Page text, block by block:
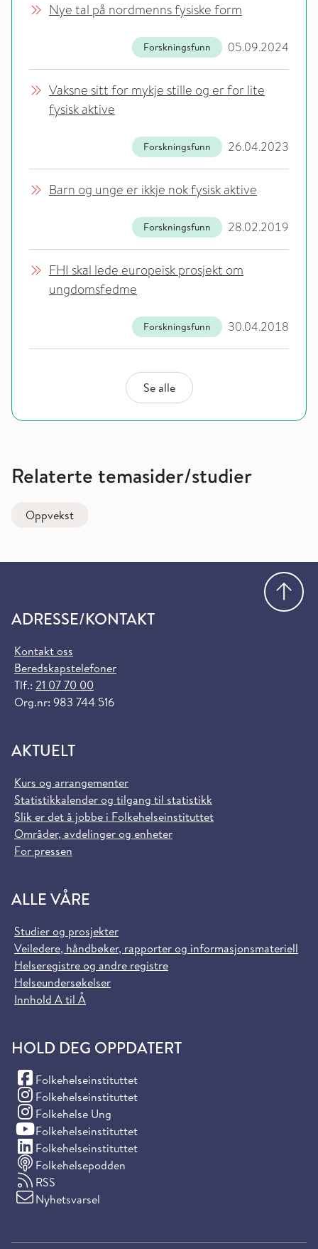
Nye tal på nordmenns fysiske form
05.09.2024
Forskningsfunn
Vaksne sitt for mykje stille og er for lite
fysisk aktive
26.04.2023
Forskningsfunn
Barn og unge er ikkje nok fysisk aktive
28.02.2019
Forskningsfunn
FHI skal lede europeisk prosjekt om
ungdomsfedme
30.04.2018
Forskningsfunn
Se alle
Relaterte temasider/studier
Oppvekst
ADRESSE/KONTAKT
Kontakt oss
Beredskapstelefoner
Tlf.: 21 07 70 00
Org.nr: 983 744 516
AKTUELT
Kurs og arrangementer
Statistikkalender og tilgang til statistikk
Slik er det å jobbe i Folkehelseinstituttet
Områder, avdelinger og enheter
For pressen
ALLE VÅRE
Studier og prosjekter
Veiledere, håndbøker, rapporter og informasjonsmateriell
Helseregistre og andre registre
Helseundersøkelser
Innhold A til Å
HOLD DEG OPPDATERT
Folkehelseinstituttet
(Facebook)
Folkehelseinstituttet
(Instagram)
Folkehelse Ung
(Instagram)
Folkehelseinstituttet
(YouTube)
Folkehelseinstituttet
(LinkedIn)
Folkehelsepodden
RSS
Nyhetsvarsel